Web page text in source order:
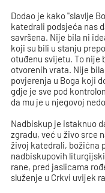
Dodao je kako "slavlje
katedrali podsjeća nas
savršena. Nije bila ni
koji su bili u stanju
otuđenu svijetu. To nije
otvorenih vrata. Nije
povjerenja u Boga koji
gdje je sve pod
da mu je u njegovoj
Nadbiskup je istaknuo
zgradu, već u živo srce
živoj katedrali, božićna
nadbiskupovih
rane, pred jaslicama
služenje u Crkvi uvijek